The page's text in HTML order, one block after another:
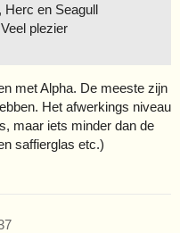
Herc en Seagull
plezier
met Alpha. De meeste zijn
Het afwerkings niveau
maar iets minder dan de
saffierglas etc.)